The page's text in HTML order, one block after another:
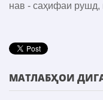
нав - саҳифаи
МАТЛАБҲОИ